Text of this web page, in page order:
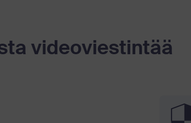
videoviestintää